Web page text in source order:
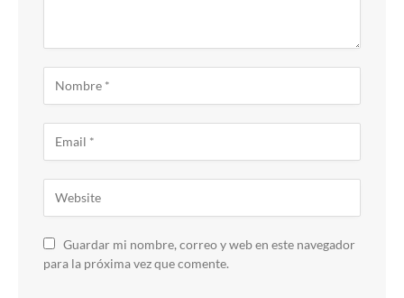
Guardar mi nombre, correo y web en este navegador
para la próxima vez que comente.